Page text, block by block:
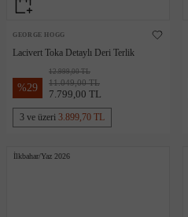
GEORGE HOGG
Lacivert Toka Detaylı Deri Terlik
%29
12.999,00 TL
11.049,00 TL
7.799,00 TL
3 ve üzeri 3.899,70 TL
İlkbahar/Yaz 2026